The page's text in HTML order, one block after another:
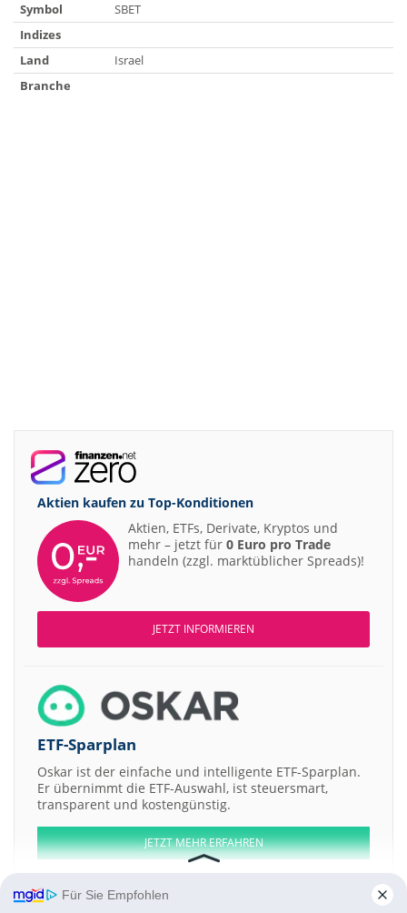
Symbol
SBET
Indizes
Land
Israel
Branche
Aktien kaufen zu Top-Konditionen
Aktien, ETFs, Derivate, Kryptos und
mehr – jetzt für 0 Euro pro Trade
handeln (zzgl. marktüblicher Spreads)!
JETZT INFORMIEREN
ETF-Sparplan
Oskar ist der einfache und intelligente ETF-Sparplan.
Er übernimmt die ETF-Auswahl, ist steuersmart,
transparent und kostengünstig.
JETZT MEHR ERFAHREN
Für Sie Empfohlen